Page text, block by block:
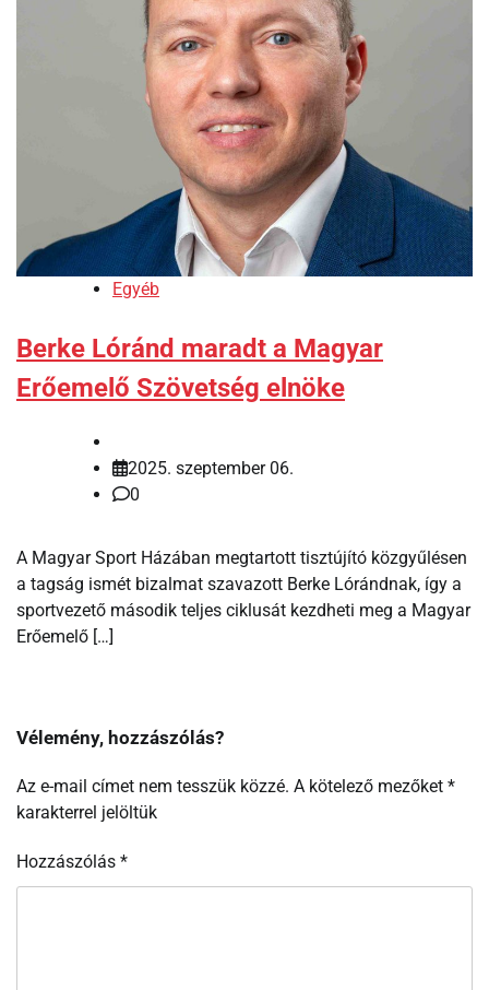
Egyéb
Berke Lóránd maradt a Magyar
Erőemelő Szövetség elnöke
2025. szeptember 06.
0
A Magyar Sport Házában megtartott tisztújító közgyűlésen
a tagság ismét bizalmat szavazott Berke Lórándnak, így a
sportvezető második teljes ciklusát kezdheti meg a Magyar
Erőemelő […]
Vélemény, hozzászólás?
Az e-mail címet nem tesszük közzé. A kötelező mezőket *
karakterrel jelöltük
Hozzászólás *